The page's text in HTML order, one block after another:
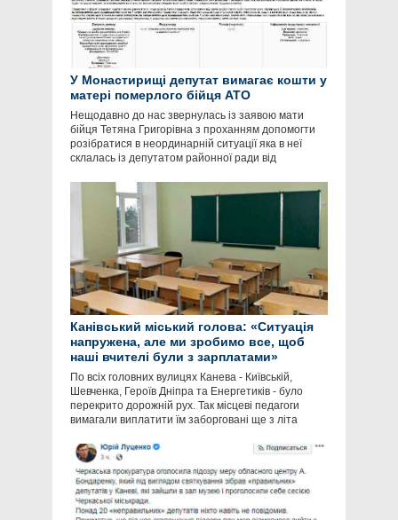
У Монастирищі депутат вимагає кошти у
матері померлого бійця АТО
Нещодавно до нас звернулась із заявою мати
бійця Тетяна Григорівна з проханням допомогти
розібратися в неординарній ситуації яка в неї
склалась із депутатом районної ради від
Канівський міський голова: «Ситуація
напружена, але ми зробимо все, щоб
наші вчителі були з зарплатами»
По всіх головних вулицях Канева - Київській,
Шевченка, Героїв Дніпра та Енергетиків - було
перекрито дорожній рух. Так місцеві педагоги
вимагали виплатити їм заборговані ще з літа